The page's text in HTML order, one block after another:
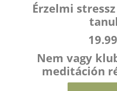
Érzelmi
Nem vagy
meditáción